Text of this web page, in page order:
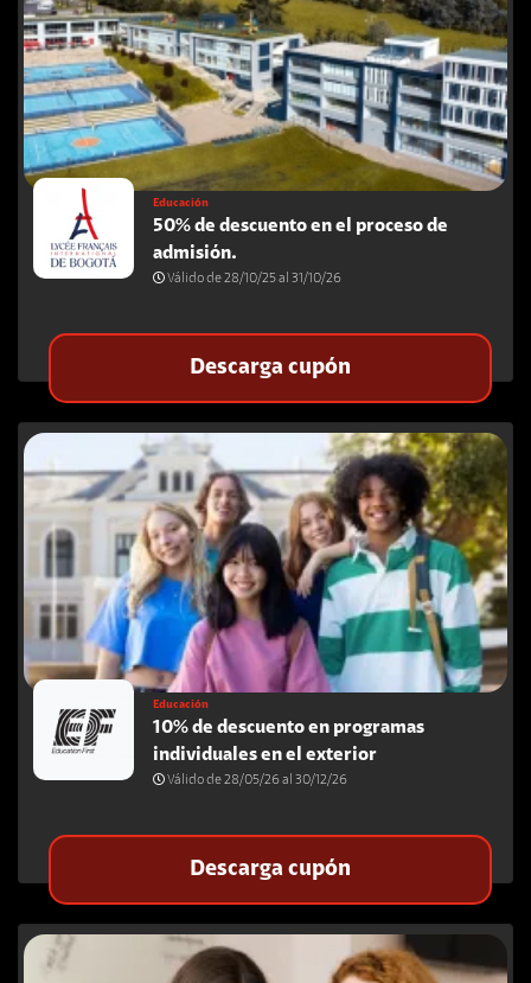
Educación
50% de descuento en el proceso de
admisión.
Válido de 28/10/25 al 31/10/26
Descarga cupón
Educación
10% de descuento en programas
individuales en el exterior
Válido de 28/05/26 al 30/12/26
Descarga cupón